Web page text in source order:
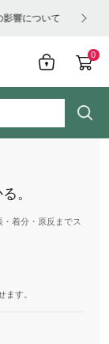
影響について
0
。
着分・原反までス
ます。